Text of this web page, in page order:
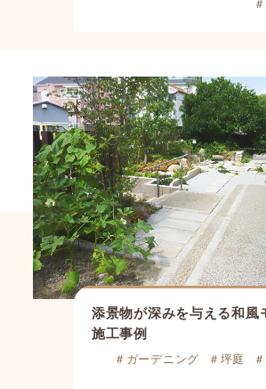
添景物が深みを与える和風
施工事例
＃ガーデニング ＃坪庭